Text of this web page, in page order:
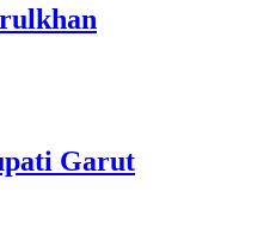
Garut